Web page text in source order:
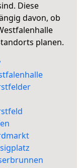
Diese
davon, ob
planen.